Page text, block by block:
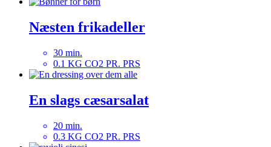
Næsten frikadeller
30 min.
0.1 KG CO2 PR. PRS
En slags cæsarsalat
20 min.
0.3 KG CO2 PR. PRS